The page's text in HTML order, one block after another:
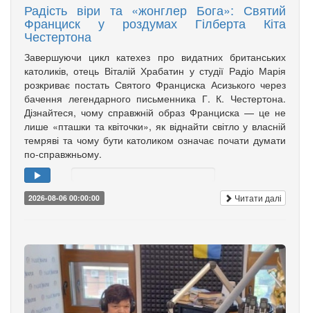
Радість віри та «жонглер Бога»: Святий
Франциск у роздумах Гілберта Кіта
Честертона
Завершуючи цикл катехез про видатних британських
католиків, отець Віталій Храбатин у студії Радіо Марія
розкриває постать Святого Франциска Асизького через
бачення легендарного письменника Г. К. Честертона.
Дізнайтеся, чому справжній образ Франциска — це не
лише «пташки та квіточки», як віднайти світло у власній
темряві та чому бути католиком означає почати думати
по-справжньому.
2026-08-06 00:00:00 Читати далі